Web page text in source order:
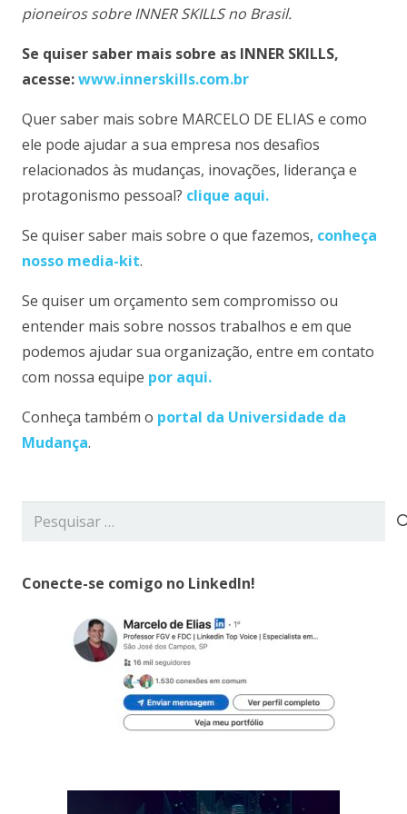
pioneiros sobre INNER SKILLS no Brasil.
Se quiser saber mais sobre as INNER SKILLS,
acesse:www.innerskills.com.br
Quer saber mais sobre MARCELO DE ELIAS e como
ele pode ajudar a sua empresa nos desafios
relacionados às mudanças, inovações, liderança e
protagonismo pessoal? clique aqui.
Se quiser saber mais sobre o que fazemos, conheça
nosso media-kit.
Se quiser um orçamento sem compromisso ou
entender mais sobre nossos trabalhos e em que
podemos ajudar sua organização, entre em contato
com nossa equipe por aqui.
Conheça também o portal da Universidade da
Mudança.
Pesquisar
Conecte-se comigo no LinkedIn!